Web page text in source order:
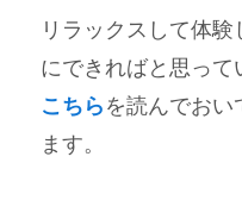
リラックスして体
にできればと思っ
こちら を読んでおい
ます。